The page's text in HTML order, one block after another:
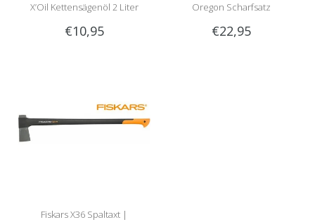
X’Oil Kettensägenöl 2 Liter
€10,95
Oregon Scharfsatz
€22,95
Fiskars X36 Spaltaxt |